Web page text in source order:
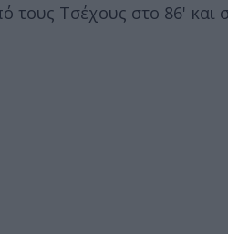
Τσέχους στο 86' και